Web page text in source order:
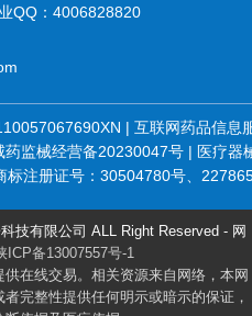
QQ：4006828820
| 互联网药品信
监械经营备20230047号 | 医疗
注册证号：30504780号、
技有限公司 ALL Right Reserved - 网
ICP备13007557号-1
在线交易。相关资源来自网络，本网
完整性提供任何明示或暗示的保证，